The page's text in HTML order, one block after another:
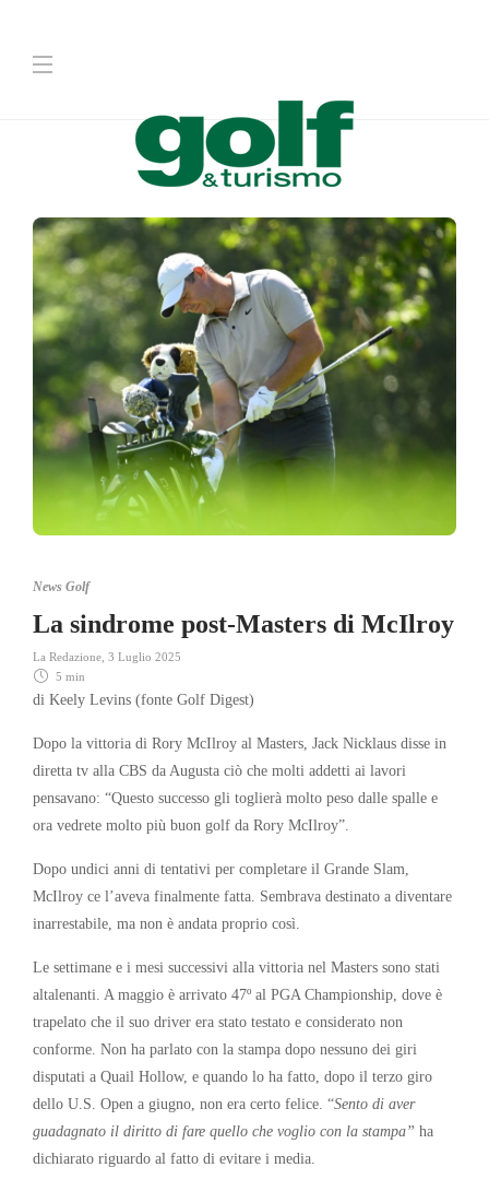
News Golf
La sindrome post-Masters di McIlroy
La Redazione 3 Luglio 2025
5 min
di Keely Levins (fonte Golf Digest)
Dopo la vittoria di Rory McIlroy al Masters, Jack Nicklaus disse in
diretta tv alla CBS da Augusta ciò che molti addetti ai lavori
pensavano: “Questo successo gli toglierà molto peso dalle spalle e
ora vedrete molto più buon golf da Rory McIlroy”.
Dopo undici anni di tentativi per completare il Grande Slam,
McIlroy ce l’aveva finalmente fatta. Sembrava destinato a diventare
inarrestabile, ma non è andata proprio così.
Le settimane e i mesi successivi alla vittoria nel Masters sono stati
altalenanti. A maggio è arrivato 47º al PGA Championship, dove è
trapelato che il suo driver era stato testato e considerato non
conforme. Non ha parlato con la stampa dopo nessuno dei giri
disputati a Quail Hollow, e quando lo ha fatto, dopo il terzo giro
dello U.S. Open a giugno, non era certo felice. “Sento di aver
guadagnato il diritto di fare quello che voglio con la stampa” ha
dichiarato riguardo al fatto di evitare i media.